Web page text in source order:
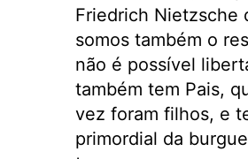
Friedrich Nietzsche
somos também o
não é possível
também tem Pais,
vez foram filhos, e
primordial da